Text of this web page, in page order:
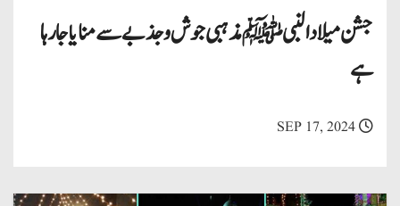
جشن میلاد النبیﷺ مذہبی جوش و جذبے سے منایا جارہا
ہے
SEP 17, 2024